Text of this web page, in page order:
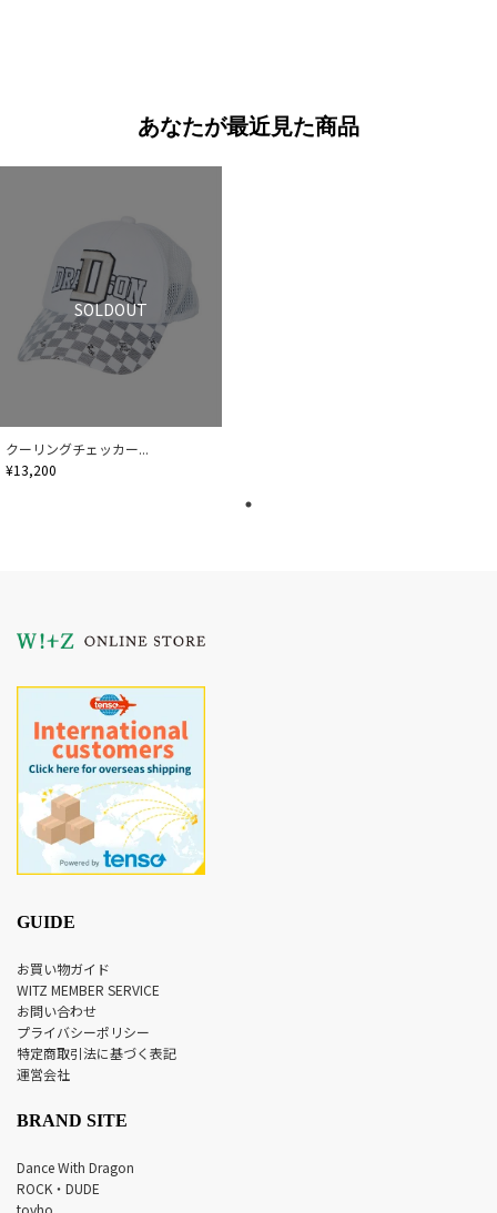
あなたが最近見た商品
SOLDOUT
クーリングチェッカー...
¥13,200
GUIDE
お買い物ガイド
WITZ MEMBER SERVICE
お問い合わせ
プライバシーポリシー
特定商取引法に基づく表記
運営会社
BRAND SITE
Dance With Dragon
ROCK・DUDE
tovho